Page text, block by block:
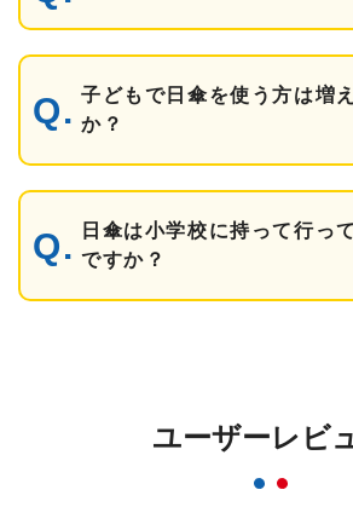
子どもで日傘を使う方は増
か？
日傘は小学校に持って行っ
ですか？
ユーザーレビ